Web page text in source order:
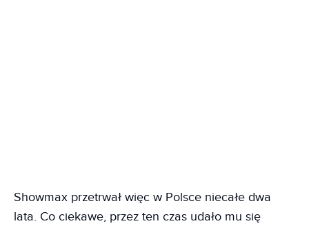
Showmax przetrwał więc w Polsce niecałe dwa
lata. Co ciekawe, przez ten czas udało mu się